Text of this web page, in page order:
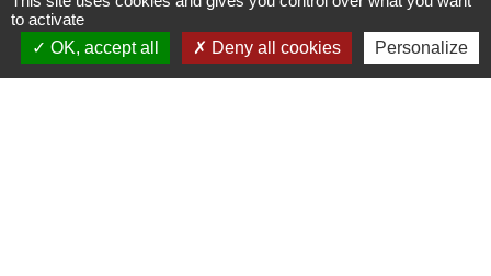
to activate
OK, accept all
Deny all cookies Personalize